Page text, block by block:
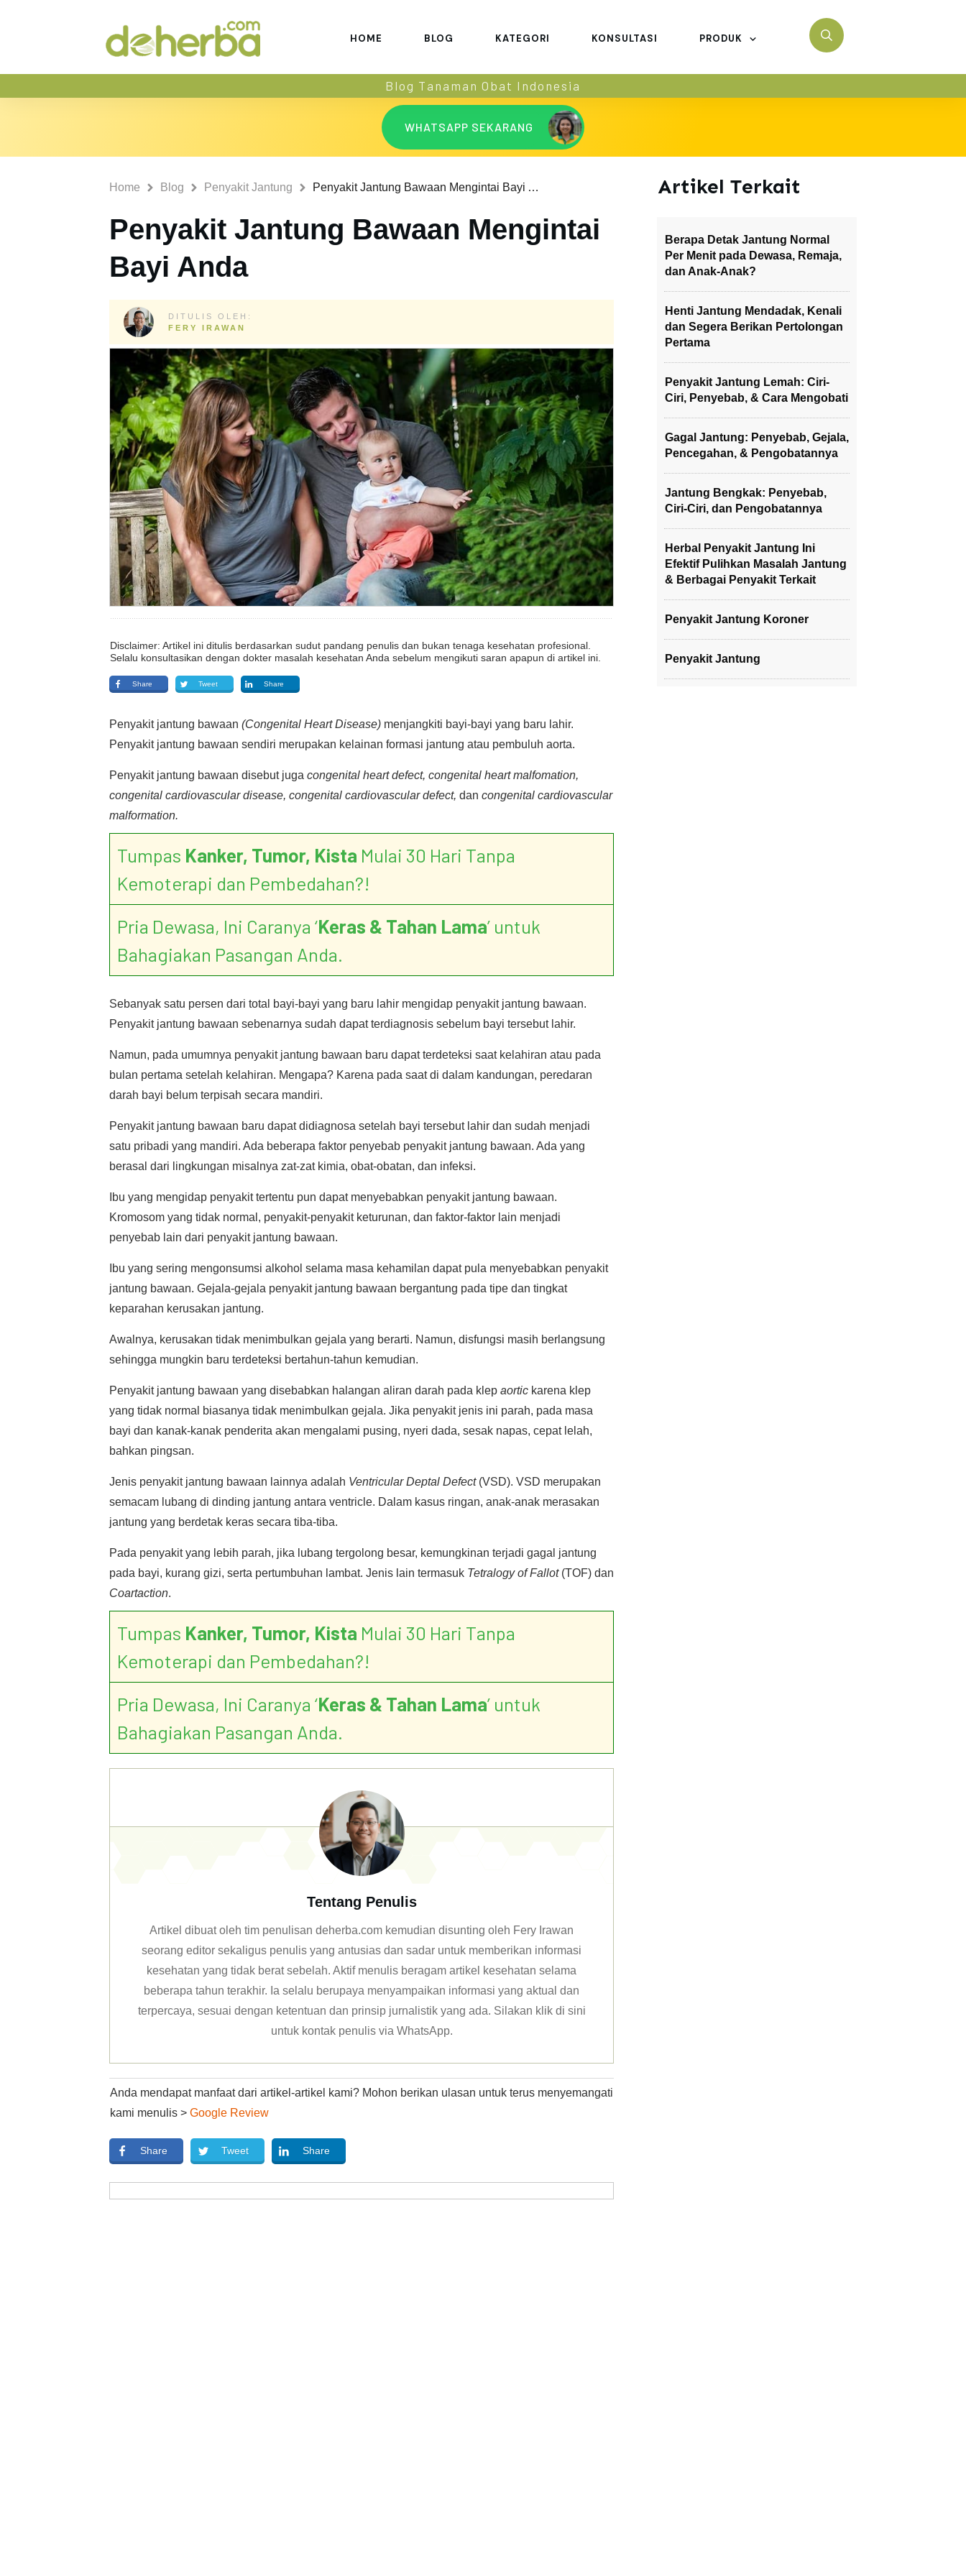
HOME BLOG KATEGORI KONSULTASI PRODUK
Blog Tanaman Obat Indonesia
WHATSAPP SEKARANG
Home Blog Penyakit Jantung Penyakit Jantung Bawaan Mengintai Bayi Anda
Penyakit Jantung Bawaan Mengintai
Bayi Anda
DITULIS OLEH:
FERY IRAWAN
Disclaimer: Artikel ini ditulis berdasarkan sudut pandang penulis dan bukan tenaga kesehatan profesional.
Selalu konsultasikan dengan dokter masalah kesehatan Anda sebelum mengikuti saran apapun di artikel ini.
Share Tweet Share
Penyakit jantung bawaan (Congenital Heart Disease) menjangkiti bayi-bayi yang baru lahir.
Penyakit jantung bawaan sendiri merupakan kelainan formasi jantung atau pembuluh aorta.
Penyakit jantung bawaan disebut juga congenital heart defect, congenital heart malfomation,
congenital cardiovascular disease, congenital cardiovascular defect, dan congenital cardiovascular
malformation.
Tumpas Kanker, Tumor, Kista Mulai 30 Hari Tanpa
Kemoterapi dan Pembedahan?!
Pria Dewasa, Ini Caranya ‘Keras & Tahan Lama’ untuk
Bahagiakan Pasangan Anda.
Sebanyak satu persen dari total bayi-bayi yang baru lahir mengidap penyakit jantung bawaan.
Penyakit jantung bawaan sebenarnya sudah dapat terdiagnosis sebelum bayi tersebut lahir.
Namun, pada umumnya penyakit jantung bawaan baru dapat terdeteksi saat kelahiran atau pada
bulan pertama setelah kelahiran. Mengapa? Karena pada saat di dalam kandungan, peredaran
darah bayi belum terpisah secara mandiri.
Penyakit jantung bawaan baru dapat didiagnosa setelah bayi tersebut lahir dan sudah menjadi
satu pribadi yang mandiri. Ada beberapa faktor penyebab penyakit jantung bawaan. Ada yang
berasal dari lingkungan misalnya zat-zat kimia, obat-obatan, dan infeksi.
Ibu yang mengidap penyakit tertentu pun dapat menyebabkan penyakit jantung bawaan.
Kromosom yang tidak normal, penyakit-penyakit keturunan, dan faktor-faktor lain menjadi
penyebab lain dari penyakit jantung bawaan.
Ibu yang sering mengonsumsi alkohol selama masa kehamilan dapat pula menyebabkan penyakit
jantung bawaan. Gejala-gejala penyakit jantung bawaan bergantung pada tipe dan tingkat
keparahan kerusakan jantung.
Awalnya, kerusakan tidak menimbulkan gejala yang berarti. Namun, disfungsi masih berlangsung
sehingga mungkin baru terdeteksi bertahun-tahun kemudian.
Penyakit jantung bawaan yang disebabkan halangan aliran darah pada klep aortic karena klep
yang tidak normal biasanya tidak menimbulkan gejala. Jika penyakit jenis ini parah, pada masa
bayi dan kanak-kanak penderita akan mengalami pusing, nyeri dada, sesak napas, cepat lelah,
bahkan pingsan.
Jenis penyakit jantung bawaan lainnya adalah Ventricular Deptal Defect(VSD). VSD merupakan
semacam lubang di dinding jantung antara ventricle. Dalam kasus ringan, anak-anak merasakan
jantung yang berdetak keras secara tiba-tiba.
Pada penyakit yang lebih parah, jika lubang tergolong besar, kemungkinan terjadi gagal jantung
pada bayi, kurang gizi, serta pertumbuhan lambat. Jenis lain termasuk Tetralogy of Fallot(TOF) dan
Coartaction.
Tumpas Kanker, Tumor, Kista Mulai 30 Hari Tanpa
Kemoterapi dan Pembedahan?!
Pria Dewasa, Ini Caranya ‘Keras & Tahan Lama’ untuk
Bahagiakan Pasangan Anda.
Tentang Penulis
Artikel dibuat oleh tim penulisan deherba.com kemudian disunting oleh Fery Irawan
seorang editor sekaligus penulis yang antusias dan sadar untuk memberikan informasi
kesehatan yang tidak berat sebelah. Aktif menulis beragam artikel kesehatan selama
beberapa tahun terakhir. Ia selalu berupaya menyampaikan informasi yang aktual dan
terpercaya, sesuai dengan ketentuan dan prinsip jurnalistik yang ada. Silakan klik di sini
untuk kontak penulis via WhatsApp.
Anda mendapat manfaat dari artikel-artikel kami? Mohon berikan ulasan untuk terus menyemangati
kami menulis > Google Review
Share Tweet Share
Artikel Terkait
Berapa Detak Jantung Normal
Per Menit pada Dewasa, Remaja,
dan Anak-Anak?
Henti Jantung Mendadak, Kenali
dan Segera Berikan Pertolongan
Pertama
Penyakit Jantung Lemah: Ciri-
Ciri, Penyebab, & Cara Mengobati
Gagal Jantung: Penyebab, Gejala,
Pencegahan, & Pengobatannya
Jantung Bengkak: Penyebab,
Ciri-Ciri, dan Pengobatannya
Herbal Penyakit Jantung Ini
Efektif Pulihkan Masalah Jantung
& Berbagai Penyakit Terkait
Penyakit Jantung Koroner
Penyakit Jantung